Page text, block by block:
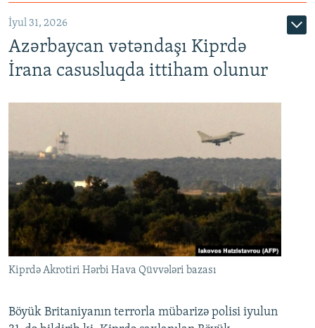
İyul 31, 2026
Azərbaycan vətəndaşı Kiprdə
İrana casusluqda ittiham olunur
Kiprdə Akrotiri Hərbi Hava Qüvvələri bazası
Böyük Britaniyanın terrorla mübarizə polisi iyulun